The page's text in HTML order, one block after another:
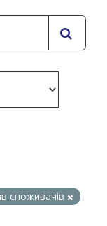
споживачів